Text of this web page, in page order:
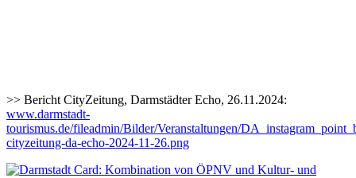
>> Bericht CityZeitung, Darmstädter Echo, 26.11.2024:
www.darmstadt-
tourismus.de/fileadmin/Bilder/Veranstaltungen/
cityzeitung-da-echo-2024-11-26.png